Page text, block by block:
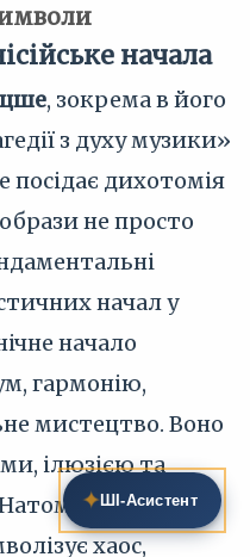
начала
, зокрема в його
з духу музики»
посідає дихотомія
не просто
начал у
начало
гармонію,
мистецтво. Воно
ілюзією та
хаос,
✦ ШІ‑Асистент